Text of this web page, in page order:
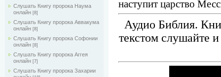
Слушать Книгу пророка Наума
онлайн [8]
Слушать Книгу пророка Аввакума
онлайн [8]
Слушать Книгу пророка Софонии
онлайн [8]
Слушать Книгу пророка Аггея
онлайн [7]
Слушать Книгу пророка Захарии
наступит царство
Аудио Библия.
текстом слушайте